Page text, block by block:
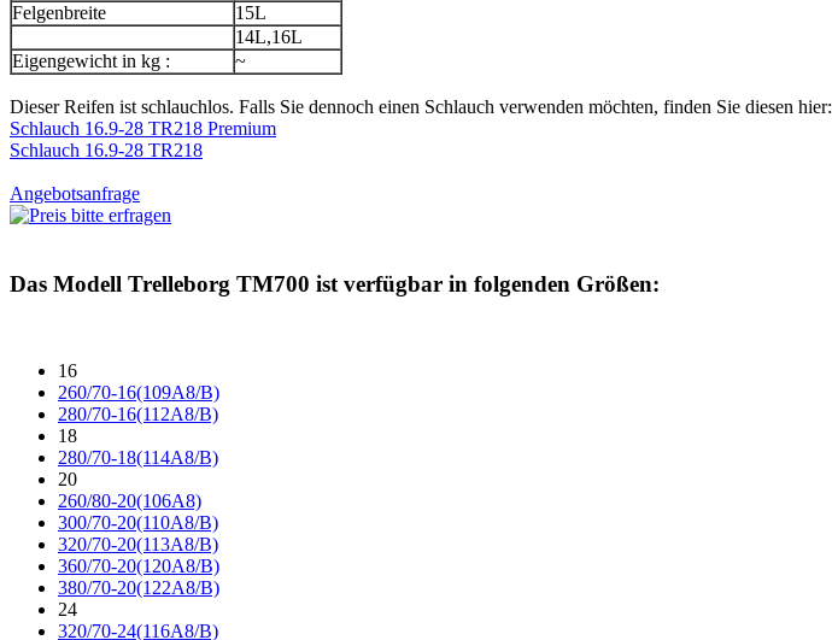
Felgenbreite
15L
14L,16L
Eigengewicht in kg :
~
Dieser Reifen ist schlauchlos. Falls Sie dennoch einen Schlauch verwenden möchten, finden Sie diesen hier:
Schlauch 16.9-28 TR218 Premium
Schlauch 16.9-28 TR218
Angebotsanfrage
Das Modell Trelleborg TM700 ist verfügbar in folgenden Größen:
16
260/70-16(109A8/B)
280/70-16(112A8/B)
18
280/70-18(114A8/B)
20
260/80-20(106A8)
300/70-20(110A8/B)
320/70-20(113A8/B)
360/70-20(120A8/B)
380/70-20(122A8/B)
24
320/70-24(116A8/B)